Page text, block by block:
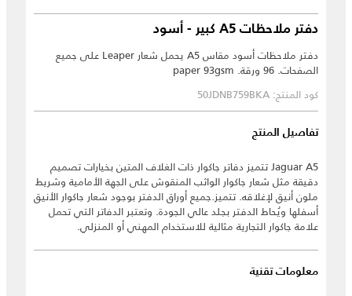
دفتر ملاحظات A5 كبير - أسود
دفتر ملاحظات أسود مقاس A5 يحمل شعار Leaper على جميع
الصفحات. 96 ورقة. paper 93gsm
كود المنتج: 50JDNB759BKA
تفاصيل المنتج
Jaguar A5 تتميز دفاتر جاكوار ذات الغلاف المتين بخيارات تصميم
دقيقة مثل شعار جاكوار الواثب المنقوش على الجهة الأمامية وشريط
ملون أنيق لإغلاقه. تتميز.جميع أوراق الدفتر بوجود شعار جاكوار الأنيق
أسفلها ويُحاط الدفتر بجلد عالي الجودة. وتعتبر الدفاتر التي تحمل
علامة جاكوار التجارية مثالية للاستخدام المهني أو المنزلي.
معلومات تقنية